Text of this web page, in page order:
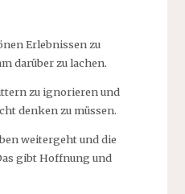
Erlebnissen zu
darüber zu lachen.
zu ignorieren und
denken zu müssen.
weitergeht und die
gibt Hoffnung und